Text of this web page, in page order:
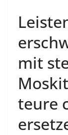
mit
teure